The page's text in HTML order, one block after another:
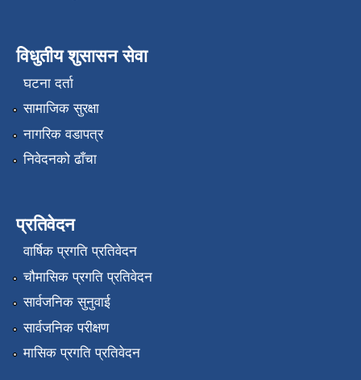
विधुतीय शुसासन सेवा
घटना दर्ता
सामाजिक सुरक्षा
नागरिक वडापत्र
निवेदनको ढाँचा
प्रतिवेदन
वार्षिक प्रगति प्रतिवेदन
चौमासिक प्रगति प्रतिवेदन
सार्वजनिक सुनुवाई
सार्वजनिक परीक्षण
मासिक प्रगति प्रतिवेदन